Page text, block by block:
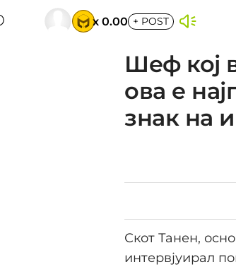
x 0.00 + POST
Шеф кој
ова е
знак на
Скот Танен,
интервјуирал